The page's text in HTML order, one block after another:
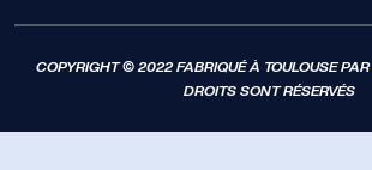
COPYRIGHT © 2022 FABRIQUÉ À TOULOUSE PAR
DROITS SONT RÉSERVÉS